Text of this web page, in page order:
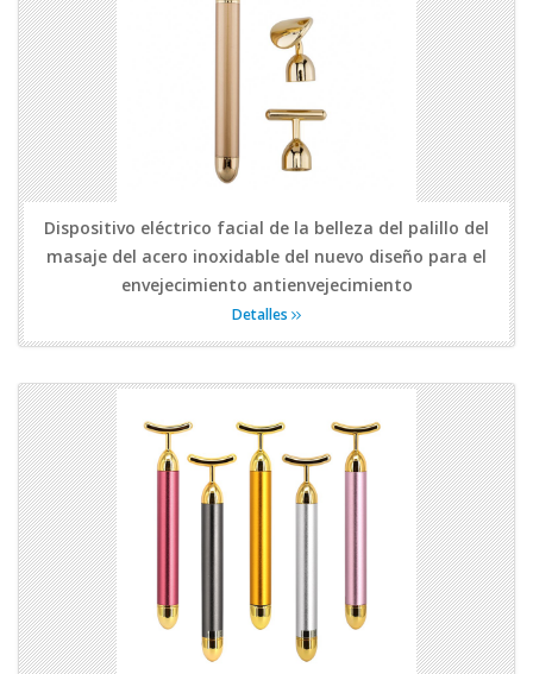
Dispositivo eléctrico facial de la belleza del palillo del
masaje del acero inoxidable del nuevo diseño para el
envejecimiento antienvejecimiento
Detalles